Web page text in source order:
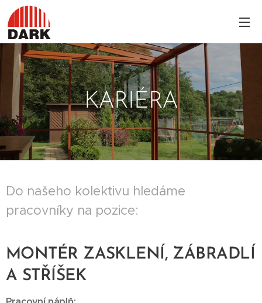
KARIÉRA
Do našeho kolektivu hledáme
pracovníky na pozice:
MONTÉR ZASKLENÍ, ZÁBRADLÍ
A STŘÍŠEK